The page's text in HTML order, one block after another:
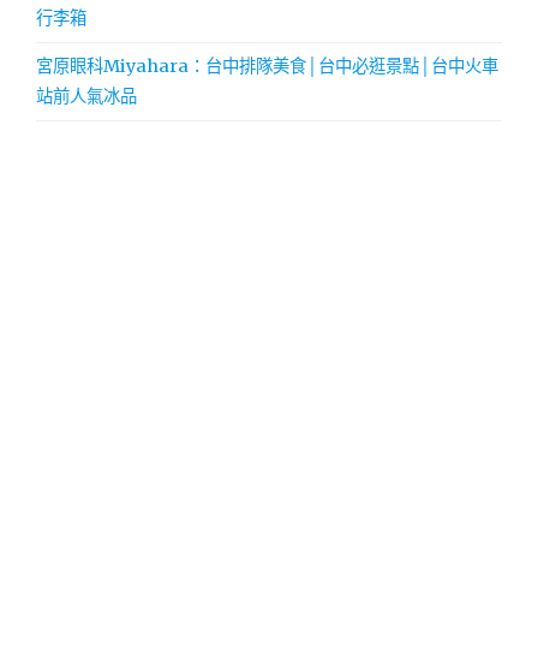
行李箱
宮原眼科Miyahara：台中排隊美食│台中必逛景點│台中火車
站前人氣冰品